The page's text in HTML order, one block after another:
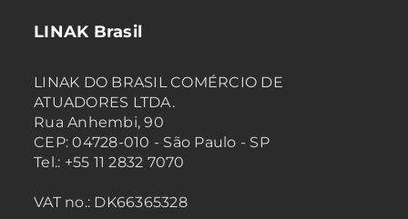
LINAK Brasil
LINAK DO BRASIL COMÉRCIO DE
ATUADORES LTDA.
Rua Anhembi, 90
CEP: 04728-010 - São Paulo - SP
Tel.: +55 11 2832 7070
VAT no.: DK66365328